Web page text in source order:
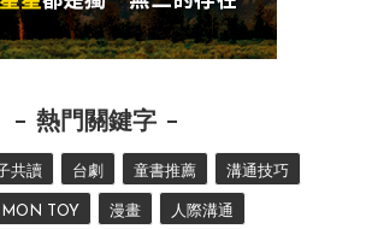
熱門關鍵字
共讀 台劇 童書推薦 溝通技巧
TOY 漫畫 人際溝通